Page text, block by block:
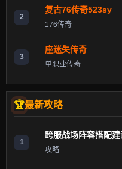
2
复古76传奇523sy
176传奇
3
座迷失传奇
单职业传奇
最新攻略
1
跨服战场阵容搭配建
攻略